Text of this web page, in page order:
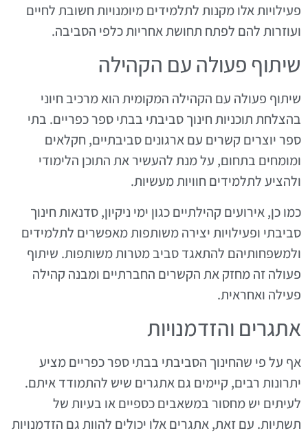
פעילויות אלו מקנות לתלמידים מיומנויות חשובת לחיים
ועוזרות להם לפתח תחושת אחריות כלפי הסביבה.
שיתוף פעולה עם הקהילה
שיתוף פעולה עם הקהילה המקומית הוא מרכיב חיוני
בהצלחת תוכניות חינוך סביבתי בבתי ספר כפריים. בתי
ספר יוצרים קשרים עם ארגונים סביבתיים, חקלאים
ומומחים בתחום, על מנת להעשיר את התוכן הלימודי
ולהציע לתלמידים חוויות מעשיות.
כמו כן, אירועים קהילתיים כגון ימי ניקיון, סדנאות חינוך
סביבתי ופעילויות יצירה משותפות מאפשרים לתלמידים
ולמשפחותיהם להתאגד סביב מטרות משותפות. שיתוף
פעולה זה מחזק את הקשרים החברתיים ומבנה קהילה
פעילה ואחראית.
אתגרים והזדמנויות
אף על פי שהחינוך הסביבתי בבתי ספר כפריים מציע
יתרונות רבים, קיימים גם אתגרים שיש להתמודד איתם.
לעיתים יש מחסור במשאבים כספיים או בעיות של
תשתיות. עם זאת, אתגרים אלו יכולים להוות גם הזדמנויות